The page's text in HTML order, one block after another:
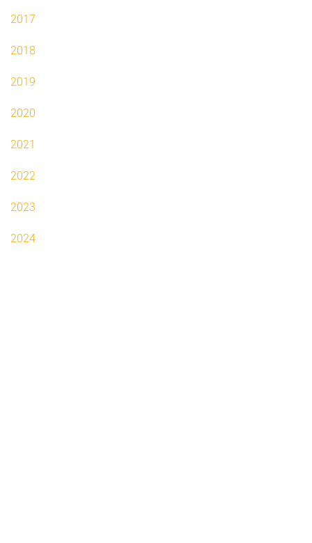
2017
2018
2019
2020
2021
2022
2023
2024